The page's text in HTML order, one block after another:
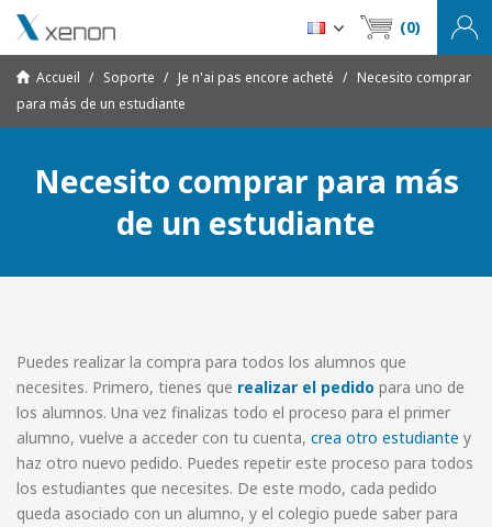
(0)
Accueil Soporte Je n'ai pas encore acheté
Necesito comprar
para más de un estudiante
Necesito comprar para más
de un estudiante
Puedes realizar la compra para todos los alumnos que
necesites. Primero, tienes que realizar el pedido para uno de
los alumnos. Una vez finalizas todo el proceso para el primer
alumno, vuelve a acceder con tu cuenta, crea otro estudiante y
haz otro nuevo pedido. Puedes repetir este proceso para todos
los estudiantes que necesites. De este modo, cada pedido
queda asociado con un alumno, y el colegio puede saber para